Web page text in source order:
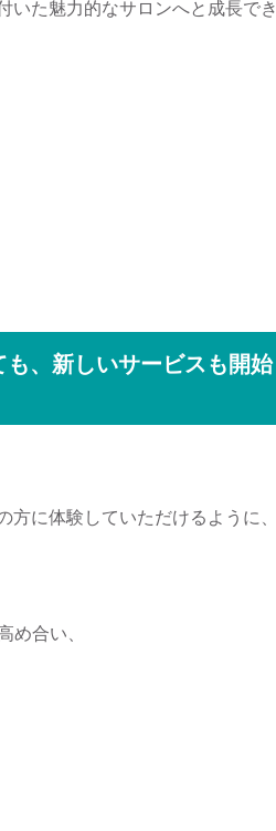
いた魅力的なサロンへと成長でき
、新しいサービスも開始
に体験していただけるように、
め合い、